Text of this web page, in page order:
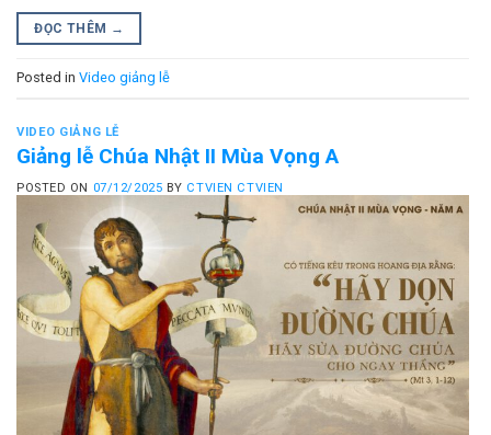
ĐỌC THÊM →
Posted in Video giảng lễ
VIDEO GIẢNG LỄ
Giảng lễ Chúa Nhật II Mùa Vọng A
POSTED ON 07/12/2025 BY CTVIEN CTVIEN